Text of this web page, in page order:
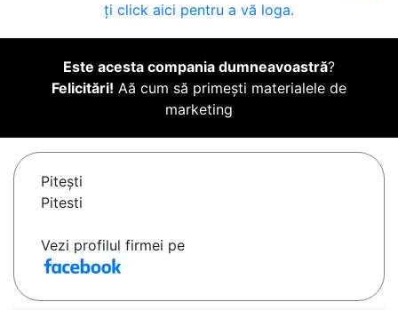
ți click aici pentru a vă loga.
Este acesta compania dumneavoastră?
Felicitări! Aă cum să primești materialele de
marketing
Piteşti
Pitesti
Vezi profilul firmei pe